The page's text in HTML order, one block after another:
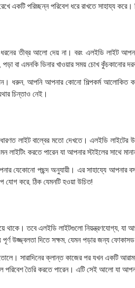
একটি পরিচ্ছন্ন পরিবেশ ধরে রাখতে সাহায্য
তীব্র আলো দেয় না। বরং এলইডি লাইট
বা এমনকি ডিনার খাওয়ার সময় চোখ কুঁচকানোর
ধরুন, আপনি আপনার কোনো শিল্পকর্ম
চিন্তাও নেই।
লাইট বাল্বের মতো দেখতে। এলইডি লাইটের
করতে পারেন যা আপনার স্টাইলের সাথে
যেকোনো পছন্দ অনুযায়ী। এর সাহায্যে
যোগ করে, ঠিক যেমনটি হওয়া উচিত!
থাকে। তবে এলইডি লাইটগুলো নিয়ন্ত্রণযোগ্য,
উজ্জ্বলতা দিতে সক্ষম, যেমন পড়ার জন্য
সারাদিনের ক্লান্ত কাজের পর যখন একটি
তৈরি করতে পারেন। এটি সেই আলো যা